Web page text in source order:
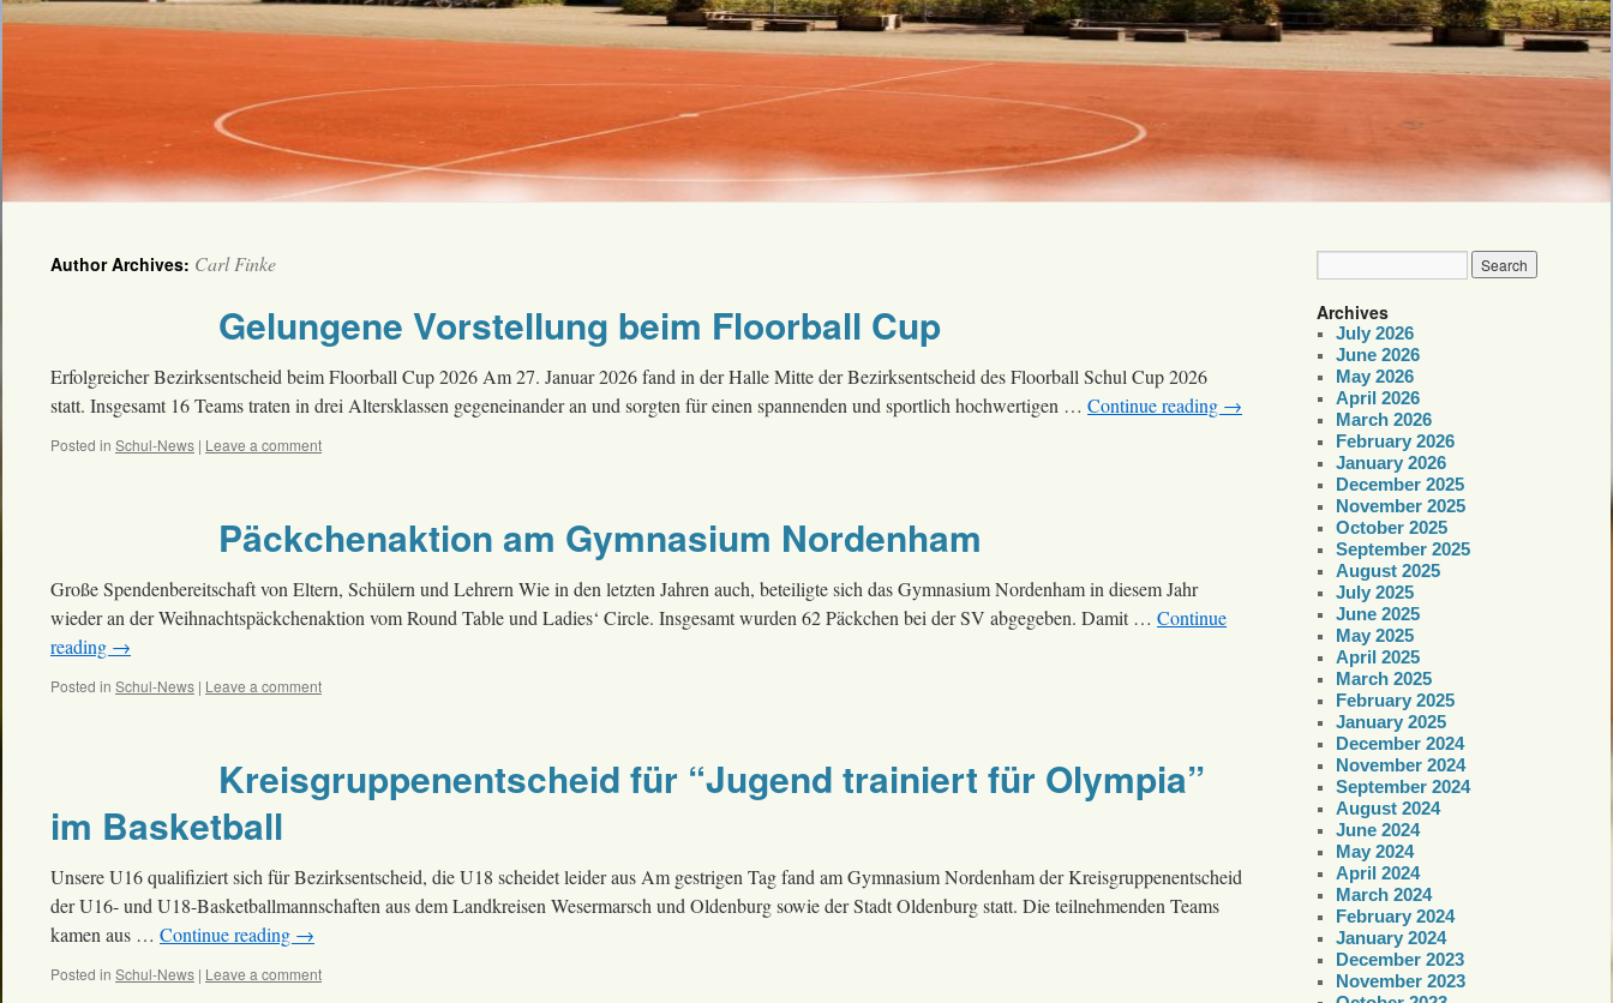
Author Archives: Carl Finke
Gelungene Vorstellung beim Floorball Cup
Erfolgreicher Bezirksentscheid beim Floorball Cup 2026 Am 27. Januar 2026 fand in der Halle Mitte der Bezirksentscheid des Floorball Schul Cup 2026
statt. Insgesamt 16 Teams traten in drei Altersklassen gegeneinander an und sorgten für einen spannenden und sportlich hochwertigen … Continue reading →
Posted in Schul-News | Leave a comment
Päckchenaktion am Gymnasium Nordenham
Große Spendenbereitschaft von Eltern, Schülern und Lehrern Wie in den letzten Jahren auch, beteiligte sich das Gymnasium Nordenham in diesem Jahr
wieder an der Weihnachtspäckchenaktion vom Round Table und Ladies‘ Circle. Insgesamt wurden 62 Päckchen bei der SV abgegeben. Damit … Continue
reading →
Posted in Schul-News | Leave a comment
Kreisgruppenentscheid für “Jugend trainiert für Olympia”
im Basketball
Unsere U16 qualifiziert sich für Bezirksentscheid, die U18 scheidet leider aus Am gestrigen Tag fand am Gymnasium Nordenham der Kreisgruppenentscheid
der U16- und U18-Basketballmannschaften aus dem Landkreisen Wesermarsch und Oldenburg sowie der Stadt Oldenburg statt. Die teilnehmenden Teams
kamen aus … Continue reading →
Posted in Schul-News | Leave a comment
Archives
July 2026
June 2026
May 2026
April 2026
March 2026
February 2026
January 2026
December 2025
November 2025
October 2025
September 2025
August 2025
July 2025
June 2025
May 2025
April 2025
March 2025
February 2025
January 2025
December 2024
November 2024
September 2024
August 2024
June 2024
May 2024
April 2024
March 2024
February 2024
January 2024
December 2023
November 2023